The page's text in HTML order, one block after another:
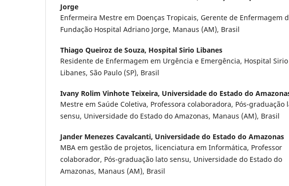
Jorge
Enfermeira Mestre em Doenças Tropicais, Gerente de Enfermagem
Fundação Hospital Adriano Jorge, Manaus (AM), Brasil
Thiago Queiroz de Souza, Hospital Sirio Libanes
Residente de Enfermagem em Urgência e Emergência, Hospital Sirio
Libanes, São Paulo (SP), Brasil
Ivany Rolim Vinhote Teixeira, Universidade do Estado do
Mestre em Saúde Coletiva, Professora colaboradora, Pós-graduação
sensu, Universidade do Estado do Amazonas, Manaus (AM), Brasil
Jander Menezes Cavalcanti, Universidade do Estado do Amazonas
MBA em gestão de projetos, licenciatura em Informática, Professor
colaborador, Pós-graduação lato sensu, Universidade do Estado do
Amazonas, Manaus (AM), Brasil